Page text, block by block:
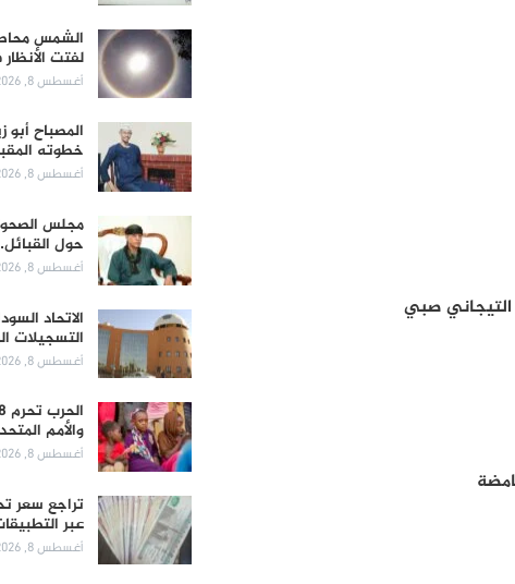
التيجاني صبي
الشمس
لفتت
أغسطس 8, 2026
المصباح
خطوته
أغسطس 8, 2026
مجلس
حول
أغسطس 8, 2026
الاتحاد
التسجيلات
أغسطس 8, 2026
والأمم
أغسطس 8, 2026
تراجع سعر
عبر
أغسطس 8, 2026